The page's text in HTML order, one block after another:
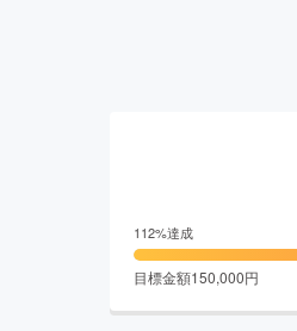
112%達成
目標金額150,000円